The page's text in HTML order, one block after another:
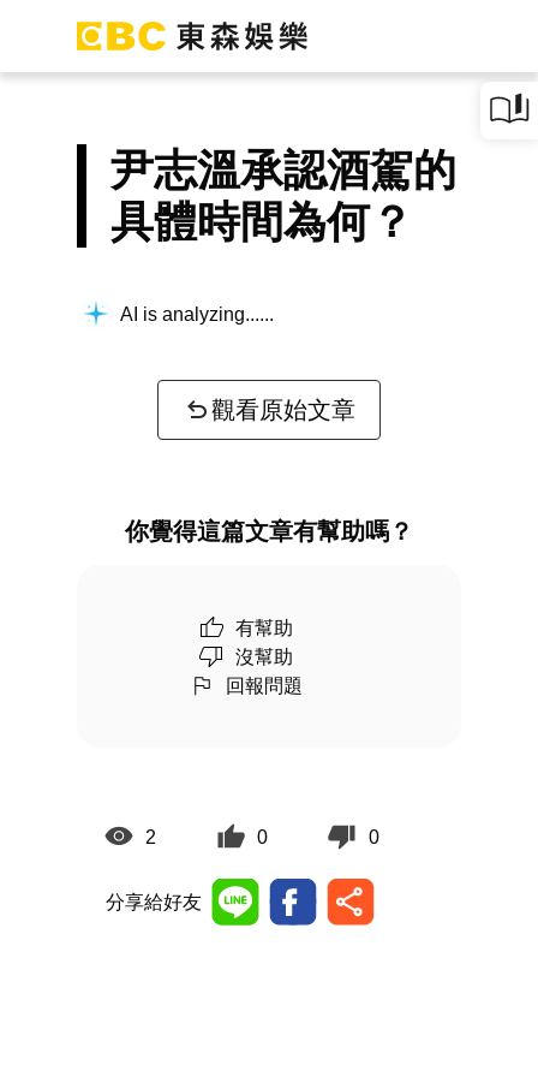
尹志溫承認酒駕的
具體時間為何？
AI is analyzing...
觀看原始文章
你覺得這篇文章有幫助嗎？
有幫助
沒幫助
回報問題
2 0 0
分享給好友